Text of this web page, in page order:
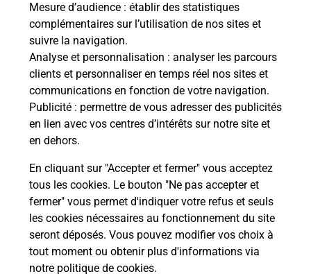
Mesure d’audience : établir des statistiques
complémentaires sur l’utilisation de nos sites et
suivre la navigation.
Analyse et personnalisation : analyser les parcours
clients et personnaliser en temps réel nos sites et
communications en fonction de votre navigation.
Publicité : permettre de vous adresser des publicités
en lien avec vos centres d’intérêts sur notre site et
en dehors.
En cliquant sur "Accepter et fermer" vous acceptez
tous les cookies. Le bouton "Ne pas accepter et
fermer" vous permet d'indiquer votre refus et seuls
les cookies nécessaires au fonctionnement du site
seront déposés. Vous pouvez modifier vos choix à
tout moment ou obtenir plus d'informations via
notre politique de cookies.
en ligne
Ouvert 24h/24
En savoir plus
FAY DE BRETAGNE
CONSIGNE CARREFOUR EXPRESS FAY